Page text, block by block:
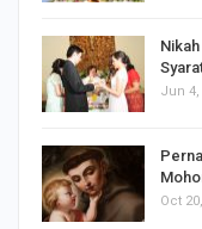
Jun 4,
Oct